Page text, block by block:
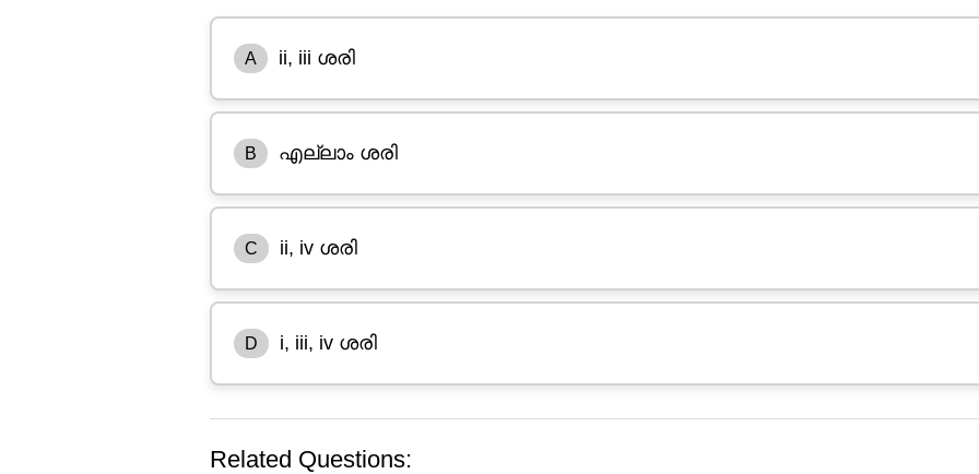
A ii, iii ശരി
B എല്ലാം ശരി
C ii, iv ശരി
D i, iii, iv ശരി
Related Questions: